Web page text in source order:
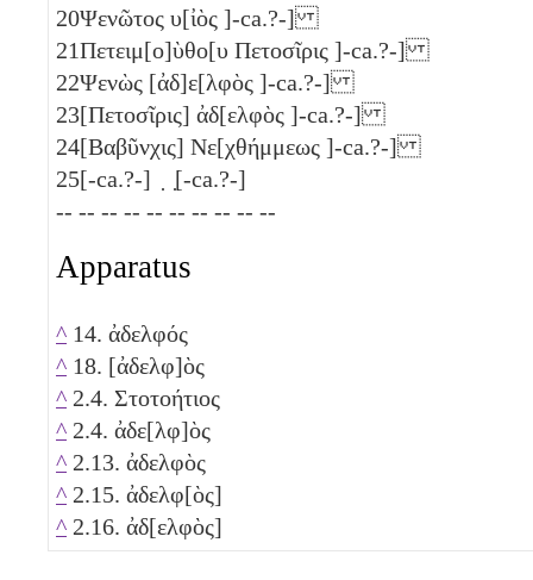
20Ψενῶτος υ[ἰὸς ]-ca.?-]
21Πετειμ[ο]ὺθο[υ Πετοσῖρις ]-ca.?-]
22Ψενὼς [ἀδ]ε[λφὸς ]-ca.?-]
23[Πετοσῖρις] ἀδ[ελφὸς ]-ca.?-]
24[Βαβῦνχις] Νε[χθήμμεως ]-ca.?-]
25[-ca.?-] ̣ ̣[-ca.?-]
-- -- -- -- -- -- -- -- -- --
Apparatus
^ 14. ἀδελφός
^ 18. [ἀδελφ]ὸς
^ 2.4. Στοτοήτιος
^ 2.4. ἀδε[λφ]ὸς
^ 2.13. ἀδελφὸς
^ 2.15. ἀδελφ[ὸς]
^ 2.16. ἀδ[ελφὸς]